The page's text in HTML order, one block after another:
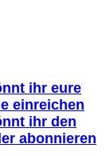
ihr eure
einreichen
ihr den
abonnieren